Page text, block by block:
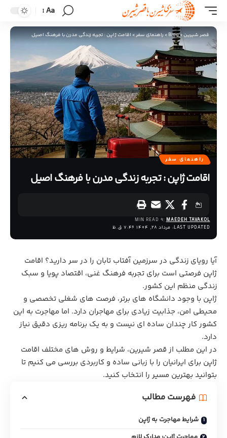
Aa
قصر شیرین>
Blog
>راهنمای سفر>اقامت ژاپن : تجربه زندگی مدرن با فرهنگ اصیل
راهنمای سفر
اقامت ژاپن : تجربه زندگی مدرن با فرهنگ اصیل
LAST UPDATED: مرداد 28, 1404 7:46 ق.ظ
MAEDEH TAVAKOL
9 MIN READ
آیا رویای زندگی در سرزمین آفتاب تابان را در سر دارید؟ اقامت
ژاپن فرصتی است برای تجربه فرهنگ غنی، اقتصاد پویا و سبک
زندگی منظم این کشور.
ژاپن با وجود دانشگاه های برتر، فرصت های شغلی تخصصی و
محیطی امن، جذابیت زیادی برای مهاجران دارد. اما مهاجرت به این
کشور کار چندان ساده ای نیست و به یک برنامه ریزی دقیق نیاز
دارد.
در این مطلب از قصر شیرین، شرایط و روش های مختلف اقامت
ژاپن برای ایرانیان را با زبانی ساده و کاربردی بررسی می کنیم تا
بتوانید بهترین مسیر را انتخاب کنید.
فهرست مطالب
شرایط مهاجرت به ژاپن